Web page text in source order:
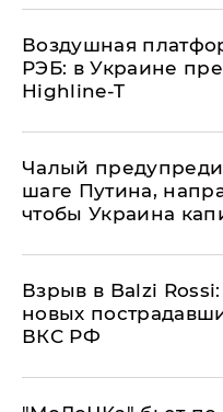
Воздушная
РЭБ: в Украине
Highline-T
Чалый
шаге Путина,
чтобы Украина
Взрыв в Balzi
новых
ВКС РФ